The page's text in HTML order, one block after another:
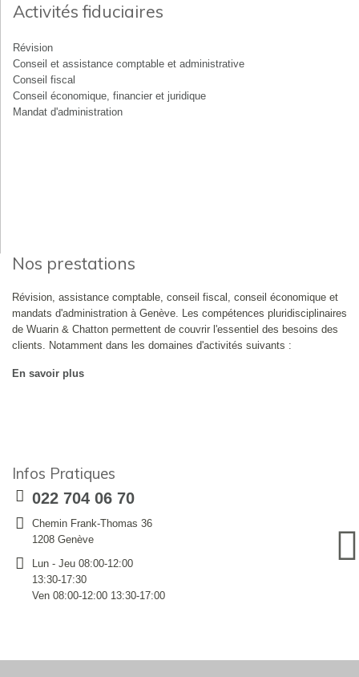
Activités fiduciaires
Révision
Conseil et assistance comptable et administrative
Conseil fiscal
Conseil économique, financier et juridique
Mandat d'administration
Nos prestations
Révision, assistance comptable, conseil fiscal, conseil économique et
mandats d'administration à Genève. Les compétences pluridisciplinaires
de Wuarin & Chatton permettent de couvrir l'essentiel des besoins des
clients. Notamment dans les domaines d'activités suivants :
En savoir plus
Infos Pratiques
022 704 06 70
Chemin Frank-Thomas 36
1208 Genève
Lun - Jeu 08:00-12:00
13:30-17:30
Ven 08:00-12:00 13:30-17:00